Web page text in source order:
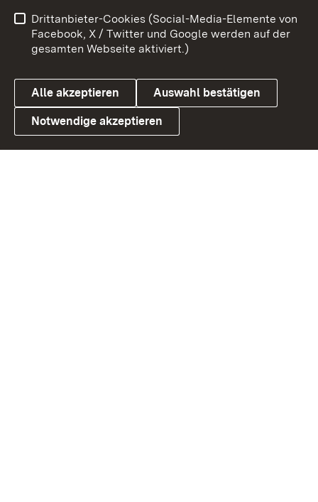
Link zum Landesportal
Benutzungshinweise
Barrierefreiheit
Datenschutz
Cookies
Drittanbieter-Cookies (Social-Media-Elemente von
Facebook, X / Twitter und Google werden auf der
gesamten Webseite aktiviert.)
Alle akzeptieren Auswahl bestätigen
Notwendige akzeptieren